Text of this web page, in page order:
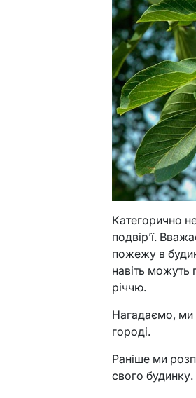
Категорично
подвір’ї.
пожежу в
навіть можуть
річчю.
Нагадаємо, ми
городі.
Раніше ми
свого будинку.